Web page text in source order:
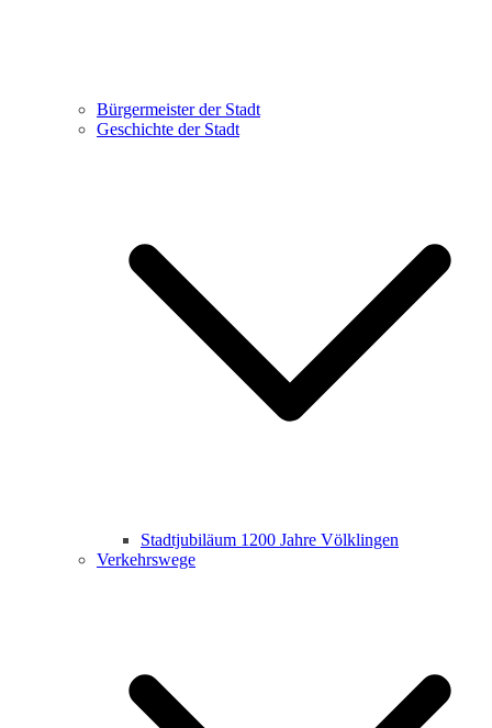
Bürgermeister der Stadt
Geschichte der Stadt
Stadtjubiläum 1200 Jahre Völklingen
Verkehrswege